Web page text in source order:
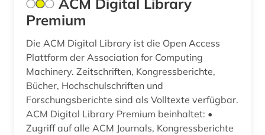
elektronisches buch (32)
elektronisches system (1)
elektrooptik (4)
elektrotechnik (36)
ACM Digital Library
Premium
Die ACM Digital Library ist die Open Access
Plattform der Association for Computing
Machinery. Zeitschriften, Kongressberichte,
Bücher, Hochschulschriften und
Forschungsberichte sind als Volltexte verfügbar.
ACM Digital Library Premium beinhaltet: •
Zugriff auf alle ACM Journals, Kongressberichte